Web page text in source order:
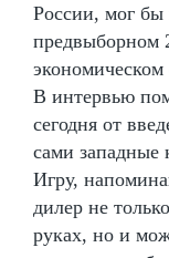
России, мог бы
предвыборном
В интервью
сегодня от
сами западные
Игру,
дилер не
руках, но и